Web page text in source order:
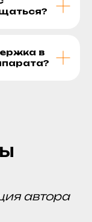
в
автора